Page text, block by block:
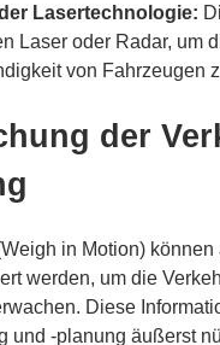
Lasertechnologie:
Laser oder Radar, um
von Fahrzeugen
der
in Motion) können
werden, um die
Diese
und -planung äußerst